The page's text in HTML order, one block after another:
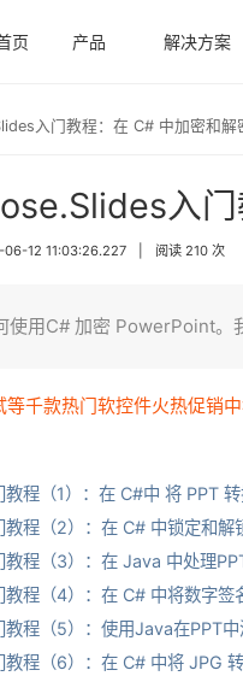
页 产品 解决方案
入门教程：在 C# 中加密和解
入
12 11:03:26.227 阅读 210 次
使用C# 加密 PowerPoint。
千款热门软控件火热促销
程（1）：在 C#中 将 PPT
程（2）：在 C# 中锁定和解
程（3）：在 Java 中处理
程（4）：在 C# 中将数字
程（5）：使用Java在PPT中
程（6）：在 C# 中将 JPG